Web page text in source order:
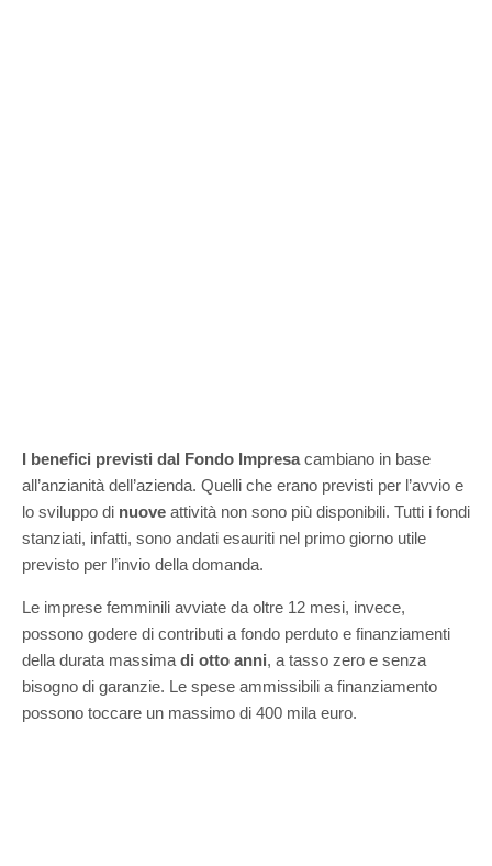
I benefici previsti dal Fondo Impresacambiano in base
all’anzianità dell’azienda. Quelli che erano previsti per l’avvio e
lo sviluppo di nuove attività non sono più disponibili. Tutti i fondi
stanziati, infatti, sono andati esauriti nel primo giorno utile
previsto per l’invio della domanda.
Le imprese femminili avviate da oltre 12 mesi, invece,
possono godere di contributi a fondo perduto e finanziamenti
della durata massima di otto anni, a tasso zero e senza
bisogno di garanzie. Le spese ammissibili a finanziamento
possono toccare un massimo di 400 mila euro.